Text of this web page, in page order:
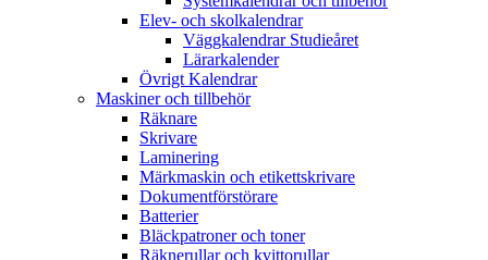
Elev- och skolkalendrar
Väggkalendrar Studieåret
Lärarkalender
Övrigt Kalendrar
Maskiner och tillbehör
Räknare
Skrivare
Laminering
Märkmaskin och etikettskrivare
Dokumentförstörare
Batterier
Bläckpatroner och toner
Räknerullar och kvittorullar